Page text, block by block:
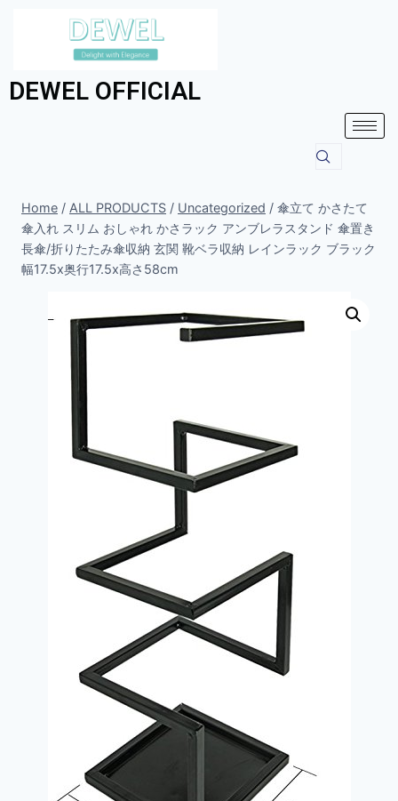
DEWEL OFFICIAL
Home / ALL PRODUCTS / Uncategorized / 傘立て かさたて
傘入れ スリム おしゃれ かさラック アンブレラスタンド 傘置き
長傘/折りたたみ傘収納 玄関 靴ベラ収納 レインラック ブラック
幅17.5x奥行17.5x高さ58cm